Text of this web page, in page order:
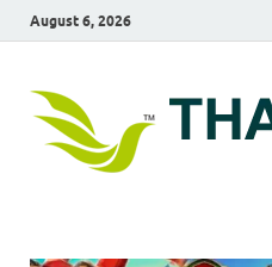
August 6, 2026